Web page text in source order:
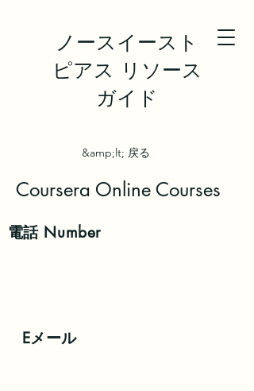
ノースイースト
ピアス リソース
ガイド
&amp;lt; 戻る
Coursera Online Courses
電話Number
Eメール